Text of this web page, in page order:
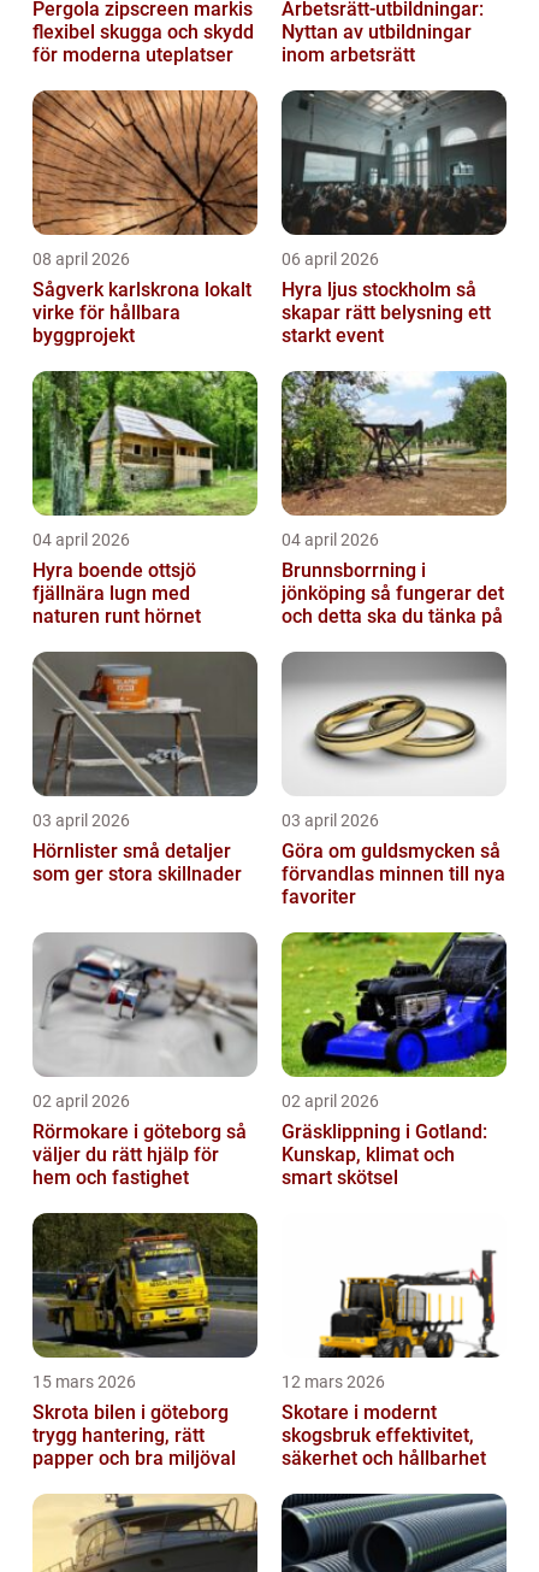
Pergola zipscreen markis
flexibel skugga och skydd
för moderna uteplatser
Arbetsrätt-utbildningar:
Nyttan av utbildningar
inom arbetsrätt
08 april 2026
Sågverk karlskrona lokalt
virke för hållbara
byggprojekt
06 april 2026
Hyra ljus stockholm så
skapar rätt belysning ett
starkt event
04 april 2026
Hyra boende ottsjö
fjällnära lugn med
naturen runt hörnet
04 april 2026
Brunnsborrning i
jönköping så fungerar det
och detta ska du tänka på
03 april 2026
Hörnlister små detaljer
som ger stora skillnader
03 april 2026
Göra om guldsmycken så
förvandlas minnen till nya
favoriter
02 april 2026
Rörmokare i göteborg så
väljer du rätt hjälp för
hem och fastighet
02 april 2026
Gräsklippning i Gotland:
Kunskap, klimat och
smart skötsel
15 mars 2026
Skrota bilen i göteborg
trygg hantering, rätt
papper och bra miljöval
12 mars 2026
Skotare i modernt
skogsbruk effektivitet,
säkerhet och hållbarhet